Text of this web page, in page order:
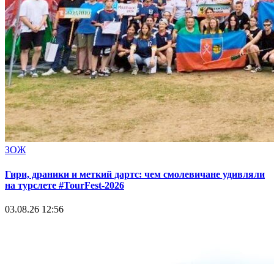
ЗОЖ
Гири, драники и меткий дартс: чем смолевичане удивляли
на турслете #TourFest-2026
03.08.26 12:56